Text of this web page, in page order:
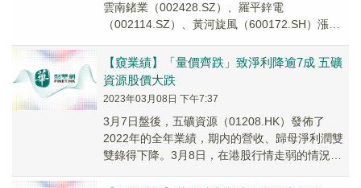
雲南鍺業（002428.SZ）、羅平鋅電
（002114.SZ）、黃河旋風（600172.SH）漲停
【窺業績】「量價齊跌」致淨利降逾7成 五礦
資源股價大跌
2023年03月08日 下午7:37
3月7日盤後，五礦資源（01208.HK）發佈了
2022年的全年業績，期内的營收、歸母淨利潤雙
雙錄得下降。3月8日，在港股行情走弱的情況之